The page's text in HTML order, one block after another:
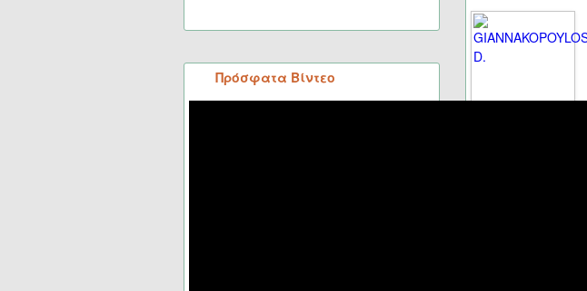
Πρόσφατα Βίντεο